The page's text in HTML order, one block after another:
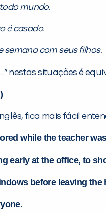
mundo.
é casado.
semana com seus filhos.
nestas situações é
fica mais fácil
while the teacher
early at the office, to
before leaving the